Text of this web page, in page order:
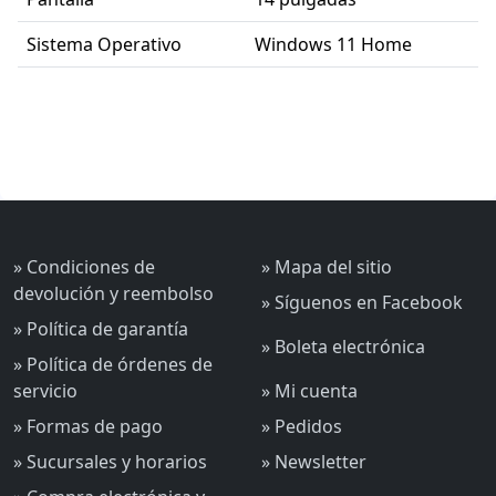
Sistema Operativo
Windows 11 Home
» Condiciones de
devolución y reembolso
» Política de garantía
» Política de órdenes de
servicio
» Formas de pago
» Sucursales y horarios
» Mapa del sitio
» Síguenos en Facebook
» Boleta electrónica
» Mi cuenta
» Pedidos
» Newsletter